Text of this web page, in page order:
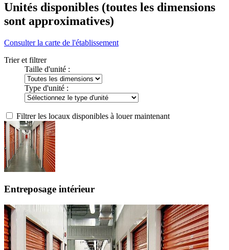
Unités disponibles (toutes les dimensions
sont approximatives)
Consulter la carte de l'établissement
Trier et filtrer
Taille d'unité :
Type d'unité :
Filtrer les locaux disponibles à louer maintenant
Entreposage intérieur